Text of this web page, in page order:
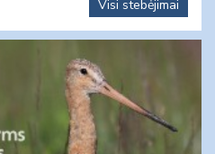
Visi stebėjimai